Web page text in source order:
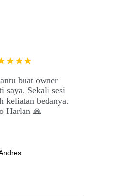
buat owner
saya. Sekali sesi
keliatan bedanya.
Harlan 🙏